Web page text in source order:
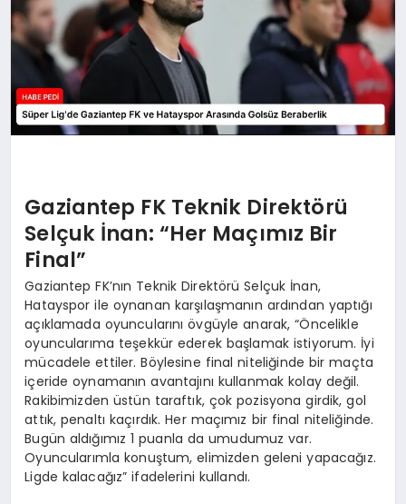
TEKNOLOJI
Gaziantep FK Teknik Direktörü
Selçuk İnan: “Her Maçımız Bir
Final”
Gaziantep FK’nın Teknik Direktörü Selçuk İnan,
Hatayspor ile oynanan karşılaşmanın ardından yaptığı
açıklamada oyuncularını övgüyle anarak, “Öncelikle
oyuncularıma teşekkür ederek başlamak istiyorum. İyi
mücadele ettiler. Böylesine final niteliğinde bir maçta
içeride oynamanın avantajını kullanmak kolay değil.
Rakibimizden üstün taraftık, çok pozisyona girdik, gol
attık, penaltı kaçırdık. Her maçımız bir final niteliğinde.
Bugün aldığımız 1 puanla da umudumuz var.
Oyuncularımla konuştum, elimizden geleni yapacağız.
Ligde kalacağız” ifadelerini kullandı.